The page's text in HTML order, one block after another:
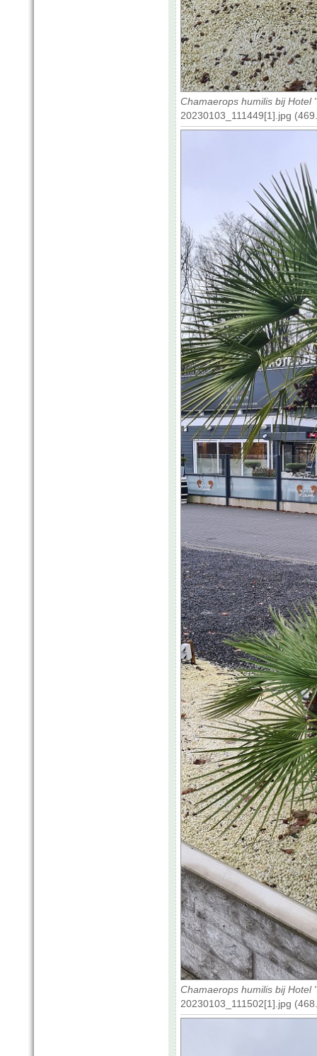
Chamaerops humilis bij Hotel
20230103_111449[1].jpg
Chamaerops humilis bij Hotel
20230103_111502[1].jpg